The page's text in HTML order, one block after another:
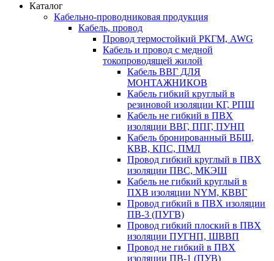
Каталог
Кабельно-проводниковая продукция
Кабель, провод
Провод термостойкий РКГМ, AWG
Кабель и провод с медной
токопроводящей жилой
Кабель ВВГ ДЛЯ
МОНТАЖНИКОВ
Кабель гибкий круглый в
резиновой изоляции КГ, РПШ
Кабель не гибкий в ПВХ
изоляции ВВГ, ППГ, ПУНП
Кабель бронированный ВБШ,
КВВ, КПС, ПМЛ
Провод гибкий круглый в ПВХ
изоляции ПВС, МКЭШ
Кабель не гибкий круглый в
ПХВ изоляции NYM, КВВГ
Провод гибкий в ПВХ изоляции
ПВ-3 (ПУГВ)
Провод гибкий плоский в ПВХ
изоляции ПУГНП, ШВВП
Провод не гибкий в ПВХ
изоляции ПВ-1 (ПУВ)